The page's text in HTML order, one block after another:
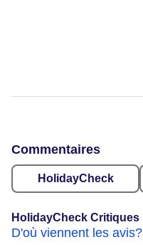
Commentaires
HolidayCheck
HolidayCheck Critiques
D'où viennent les avis?